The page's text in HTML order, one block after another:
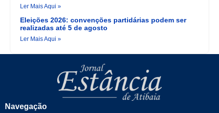
Ler Mais Aqui »
Eleições 2026: convenções partidárias podem ser
realizadas até 5 de agosto
Ler Mais Aqui »
Navegação